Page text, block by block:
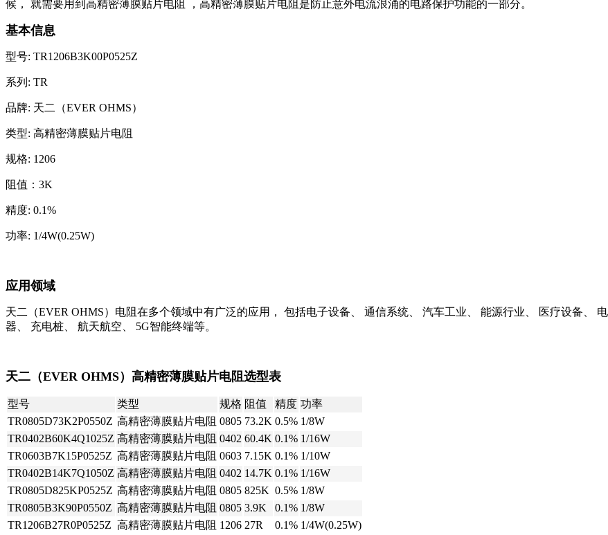
候， 就需要用到高精密薄膜贴片电阻 ，高精密薄膜贴片电阻是防止意外电流浪涌的电路保护功能的一部分。
基本信息
型号: TR1206B3K00P0525Z
系列: TR
品牌: 天二（EVER OHMS）
类型: 高精密薄膜贴片电阻
规格: 1206
阻值：3K
精度: 0.1%
功率: 1/4W(0.25W)
应用领域
天二（EVER OHMS）电阻在多个领域中有广泛的应用， 包括电子设备、 通信系统、 汽车工业、 能源行业、 医疗设备、
器、
充电桩、 航天航空、 5G智能终端等。
天二（EVER OHMS）高精密薄膜贴片电阻选型表
型号 类型 规格 阻值 精度 功率
TR0805D73K2P0550Z 高精密薄膜贴片电阻 0805 73.2K 0.5% 1/8W
TR0402B60K4Q1025Z 高精密薄膜贴片电阻 0402 60.4K 0.1% 1/16W
TR0603B7K15P0525Z 高精密薄膜贴片电阻 0603 7.15K 0.1% 1/10W
TR0402B14K7Q1050Z 高精密薄膜贴片电阻 0402 14.7K 0.1% 1/16W
TR0805D825KP0525Z 高精密薄膜贴片电阻 0805 825K 0.5% 1/8W
TR0805B3K90P0550Z 高精密薄膜贴片电阻 0805 3.9K 0.1% 1/8W
TR1206B27R0P0525Z 高精密薄膜贴片电阻 1206 27R 0.1% 1/4W(0.25W)